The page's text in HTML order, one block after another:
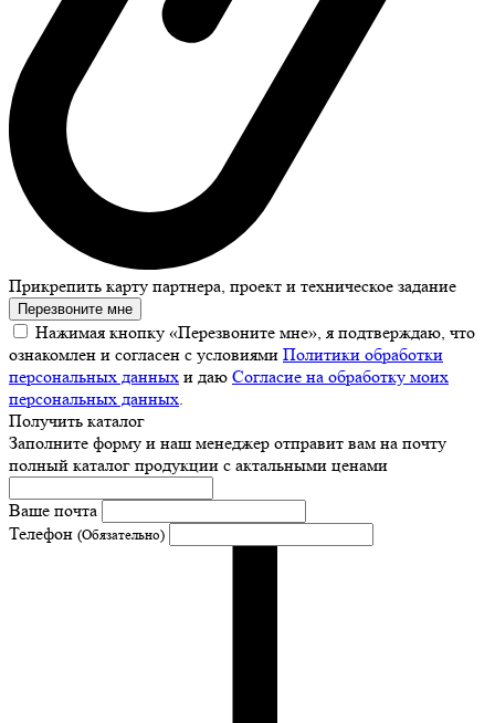
Прикрепить карту партнера, проект и техническое задание
Перезвоните мне
Нажимая кнопку «Перезвоните мне», я подтверждаю, что
ознакомлен и согласен с условиями Политики обработки
персональных данных и даю Согласие на обработку моих
персональных данных.
Получить каталог
Заполните форму и наш менеджер отправит вам на почту
полный каталог продукции с актальными ценами
Ваше почта
Телефон (Обязательно)